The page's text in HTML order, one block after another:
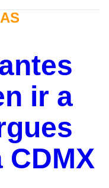
ir a
CDMX